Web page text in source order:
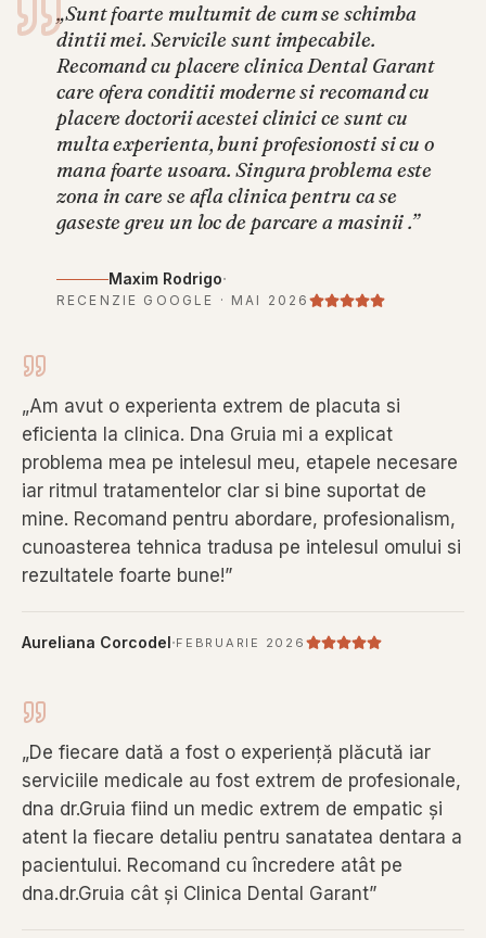
„Sunt foarte multumit de cum se schimba
dintii mei. Servicile sunt impecabile.
Recomand cu placere clinica Dental Garant
care ofera conditii moderne si recomand cu
placere doctorii acestei clinici ce sunt cu
multa experienta, buni profesionosti si cu o
mana foarte usoara. Singura problema este
zona in care se afla clinica pentru ca se
gaseste greu un loc de parcare a masinii .”
Maxim Rodrigo·
RECENZIE GOOGLE · MAI 2026
„Am avut o experienta extrem de placuta si
eficienta la clinica. Dna Gruia mi a explicat
problema mea pe intelesul meu, etapele necesare
iar ritmul tratamentelor clar si bine suportat de
mine. Recomand pentru abordare, profesionalism,
cunoasterea tehnica tradusa pe intelesul omului si
rezultatele foarte bune!”
Aureliana Corcodel·FEBRUARIE 2026
„De fiecare dată a fost o experiență plăcută iar
serviciile medicale au fost extrem de profesionale,
dna dr.Gruia fiind un medic extrem de empatic și
atent la fiecare detaliu pentru sanatatea dentara a
pacientului. Recomand cu încredere atât pe
dna.dr.Gruia cât și Clinica Dental Garant”